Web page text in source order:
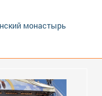
монастырь